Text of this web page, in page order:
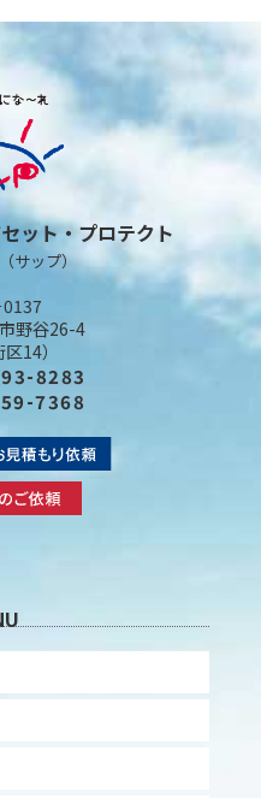
ット・プロテクト
サップ）
野谷26-4
14）
8283
7368